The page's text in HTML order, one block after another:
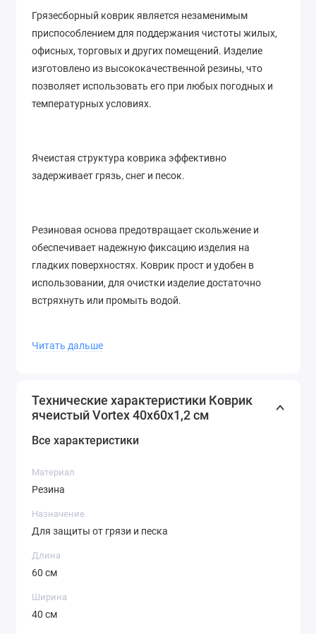
Грязесборный коврик является незаменимым
приспособлением для поддержания чистоты жилых,
офисных, торговых и других помещений. Изделие
изготовлено из высококачественной резины, что
позволяет использовать его при любых погодных и
температурных условиях.
Ячеистая структура коврика эффективно
задерживает грязь, снег и песок.
Резиновая основа предотвращает скольжение и
обеспечивает надежную фиксацию изделия на
гладких поверхностях. Коврик прост и удобен в
использовании, для очистки изделие достаточно
встряхнуть или промыть водой.
Изделие отличается устойчивостью к воздействию
Читать дальше
Технические характеристики Коврик
ячеистый Vortex 40х60х1,2 см
Все характеристики
Материал
Резина
Назначение
Для защиты от грязи и песка
Длина
60 см
Ширина
40 см